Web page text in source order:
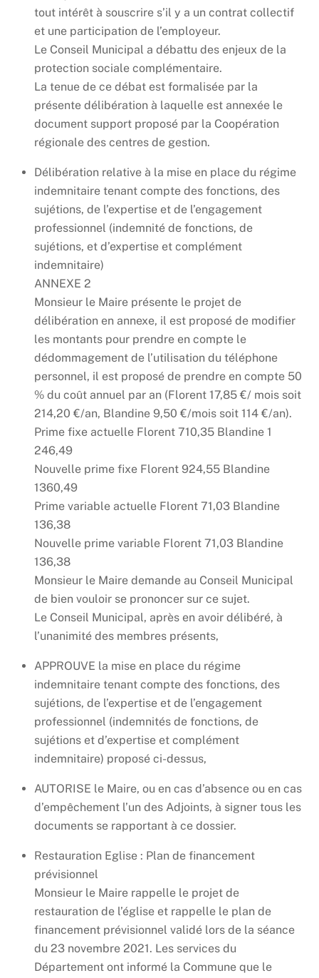
tout intérêt à souscrire s’il y a un contrat collectif
et une participation de l’employeur.
Le Conseil Municipal a débattu des enjeux de la
protection sociale complémentaire.
La tenue de ce débat est formalisée par la
présente délibération à laquelle est annexée le
document support proposé par la Coopération
régionale des centres de gestion.
Délibération relative à la mise en place du régime
indemnitaire tenant compte des fonctions, des
sujétions, de l’expertise et de l’engagement
professionnel (indemnité de fonctions, de
sujétions, et d’expertise et complément
indemnitaire)
ANNEXE 2
Monsieur le Maire présente le projet de
délibération en annexe, il est proposé de modifier
les montants pour prendre en compte le
dédommagement de l’utilisation du téléphone
personnel, il est proposé de prendre en compte 50
% du coût annuel par an (Florent 17,85 €/ mois soit
214,20 €/an, Blandine 9,50 €/mois soit 114 €/an).
Prime fixe actuelle Florent 710,35 Blandine 1
246,49
Nouvelle prime fixe Florent 924,55 Blandine
1360,49
Prime variable actuelle Florent 71,03 Blandine
136,38
Nouvelle prime variable Florent 71,03 Blandine
136,38
Monsieur le Maire demande au Conseil Municipal
de bien vouloir se prononcer sur ce sujet.
Le Conseil Municipal, après en avoir délibéré, à
l’unanimité des membres présents,
APPROUVE la mise en place du régime
indemnitaire tenant compte des fonctions, des
sujétions, de l’expertise et de l’engagement
professionnel (indemnités de fonctions, de
sujétions et d’expertise et complément
indemnitaire) proposé ci-dessus,
AUTORISE le Maire, ou en cas d’absence ou en cas
d’empêchement l’un des Adjoints, à signer tous les
documents se rapportant à ce dossier.
Restauration Eglise : Plan de financement
prévisionnel
Monsieur le Maire rappelle le projet de
restauration de l’église et rappelle le plan de
financement prévisionnel validé lors de la séance
du 23 novembre 2021. Les services du
Département ont informé la Commune que le